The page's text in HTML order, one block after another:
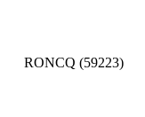
RONCQ (59223)